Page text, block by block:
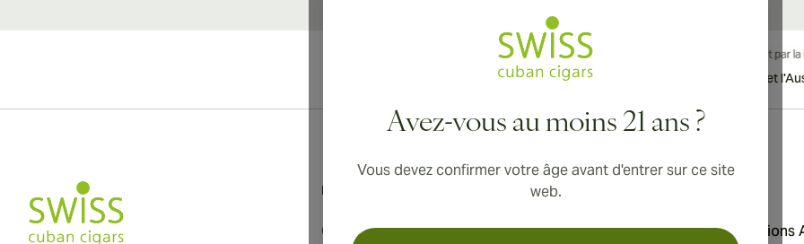
Avez-vous au moins 21 ans ?
Vous devez confirmer votre âge avant d'entrer sur ce site
web.
Livraison internationale disponible vers le Canada, le Royaume-Uni et
Aromatica Distributions
Informations
Conditions d'utilisation